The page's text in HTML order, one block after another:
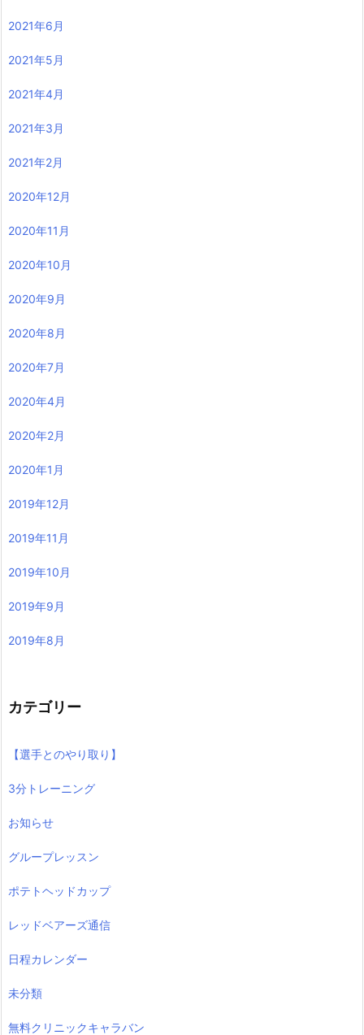
2021年6月
2021年5月
2021年4月
2021年3月
2021年2月
2020年12月
2020年11月
2020年10月
2020年9月
2020年8月
2020年7月
2020年4月
2020年2月
2020年1月
2019年12月
2019年11月
2019年10月
2019年9月
2019年8月
カテゴリー
【選手とのやり取り】
3分トレーニング
お知らせ
グループレッスン
ポテトヘッドカップ
レッドベアーズ通信
日程カレンダー
未分類
無料クリニックキャラバン